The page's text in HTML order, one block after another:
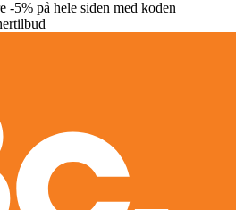
på hele siden med koden